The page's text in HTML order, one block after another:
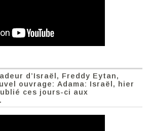
d’Israël, Freddy Eytan,
ouvrage: Adama: Israël, hier
ces jours-ci aux